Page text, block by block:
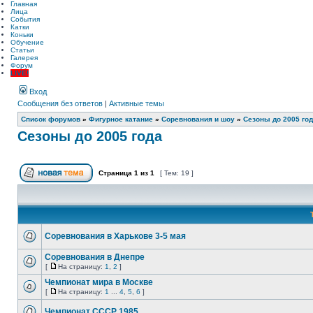
Главная
Лица
События
Катки
Коньки
Обучение
Статьи
Галерея
Форум
LIVE!
Вход
Сообщения без ответов | Активные темы
Список форумов » Фигурное катание » Соревнования и шоу » Сезоны до 2005
Сезоны до 2005 года
Страница 1 из 1 [ Тем: 19 ]
Соревнования в Харькове 3-5 мая
Соревнования в Днепре
[ На страницу: 1 2 ]
Чемпионат мира в Москве
[ На страницу: 1 4 5 6 ]